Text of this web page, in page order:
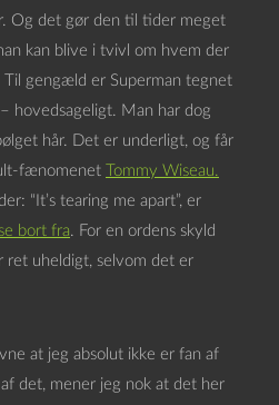
Og det gør den til tider meget
kan blive i tvivl om hvem der
gengæld er Superman tegnet
hovedsageligt. Man har dog
hår. Det er underligt, og får
fænomenet
Tommy Wiseau.
“It’s tearing me apart”, er
bort fra. For en ordens skyld
ret uheldigt, selvom det er
at jeg absolut ikke er fan af
det, mener jeg nok at det her